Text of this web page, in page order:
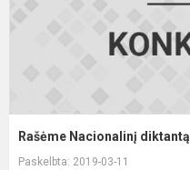
Rašėme Nacionalinį diktantą
Paskelbta: 2019-03-11